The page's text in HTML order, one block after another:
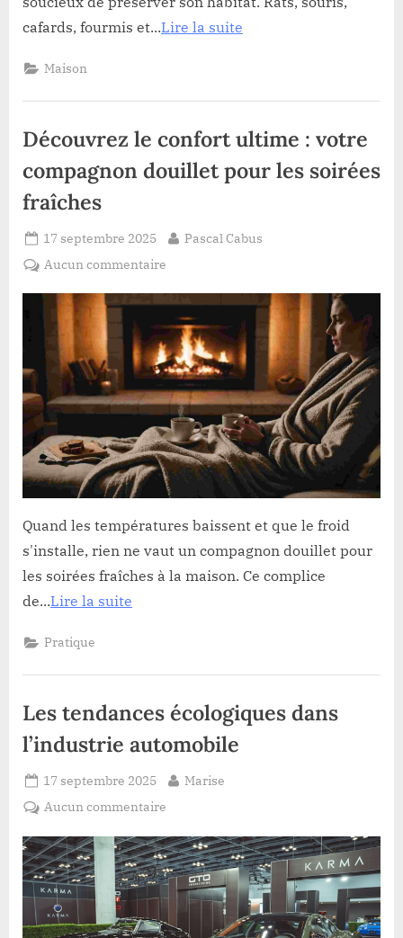
cafards, fourmis et...Lire la suite
Maison
Découvrez le confort ultime : votre
compagnon douillet pour les soirées
fraîches
Posted
on
17 septembre 2025 By
Pascal Cabus
Aucun commentaire
le
confort
ultime
:
votre
compagnon
douillet
pour
les
soirées
Quand les températures baissent et que le froid
s'installe, rien ne vaut un compagnon douillet pour
les soirées fraîches à la maison. Ce complice
de...Lire la suite
Pratique
Les tendances écologiques dans
l’industrie automobile
Posted
on
17 septembre 2025 By
Marise
Aucun commentaire
tendances
écologiques
dans
l’industrie
automobile